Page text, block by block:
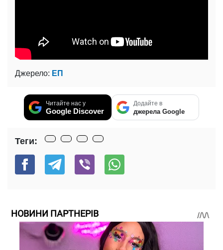
Джерело: ЕП
Читайте нас у
Google Discover
Додайте в
джерела Google
Теги:
НОВИНИ ПАРТНЕРІВ